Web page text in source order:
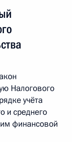
Налогового
учёта
и среднего
финансовой